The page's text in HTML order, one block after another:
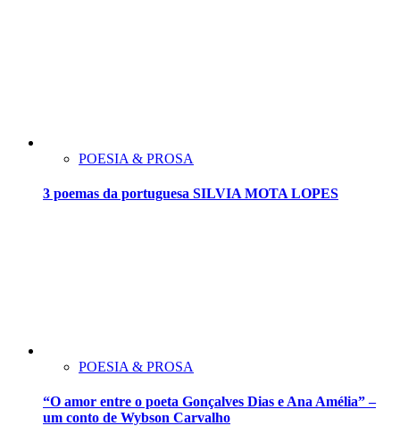
POESIA & PROSA
3 poemas da portuguesa SILVIA MOTA LOPES
POESIA & PROSA
“O amor entre o poeta Gonçalves Dias e Ana Amélia” –
um conto de Wybson Carvalho